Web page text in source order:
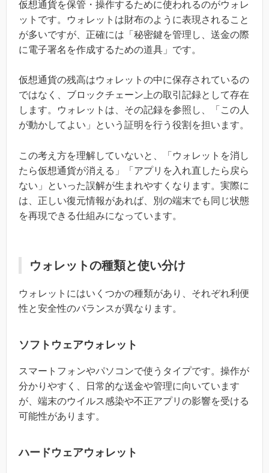
仮想通貨を保管・操作するために使われるのがウォレ
ットです。ウォレットは財布のように表現されること
が多いですが、正確には「秘密鍵を管理し、送金の際
に電子署名を作成するための道具」です。
仮想通貨の残高はウォレットの中に保存されているの
ではなく、ブロックチェーン上の取引記録として存在
します。ウォレットは、その記録を参照し、「この人
が動かしてよい」という証明を行う役割を担います。
この考え方を理解していないと、「ウォレットを消し
たら仮想通貨が消える」「アプリを入れ直したら戻ら
ない」といった誤解が生まれやすくなります。実際に
は、正しい復元情報があれば、別の端末でも同じ状態
を再現できる仕組みになっています。
ウォレットの種類と使い分け
ウォレットにはいくつかの種類があり、それぞれ利便
性と安全性のバランスが異なります。
ソフトウェアウォレット
スマートフォンやパソコンで使うタイプです。操作が
分かりやすく、日常的な送金や管理に向いています
が、端末のウイルス感染や不正アプリの影響を受ける
可能性があります。
ハードウェアウォレット